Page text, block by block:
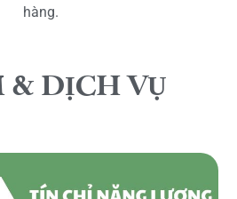
hàng.
& DỊCH VỤ